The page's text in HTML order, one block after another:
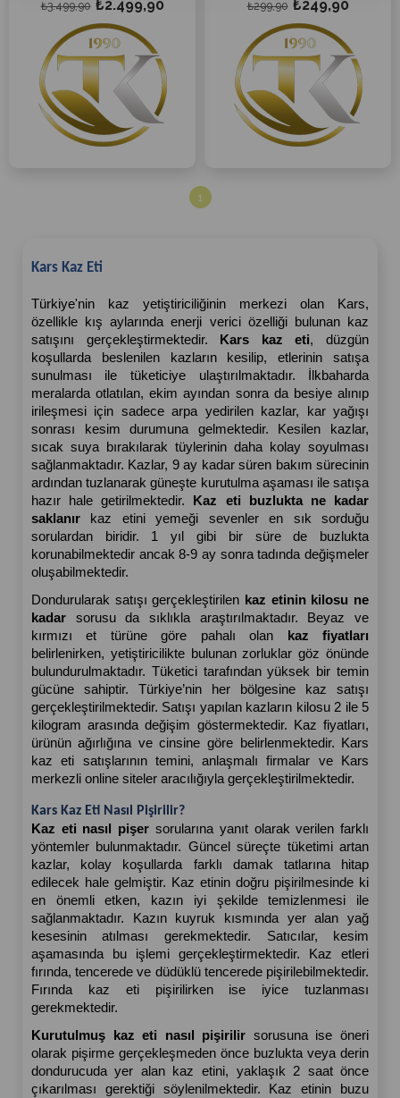
2.2Kg
Büyük Boy Köy Kazı 2.3 Kg -
En Büyük Boy Köy Kazı 2.7 Kg
- 3.0Kg
₺2.499,90
₺3.499,90 ₺249,90
₺299,90
1
Kars Kaz Eti
Türkiye'nin kaz yetiştiriciliğinin merkezi olan Kars,
özellikle kış aylarında enerji verici özelliği bulunan kaz
satışını gerçekleştirmektedir.
Kars kaz eti, düzgün
koşullarda beslenilen kazların kesilip, etlerinin satışa
sunulması ile tüketiciye ulaştırılmaktadır. İlkbaharda
meralarda otlatılan, ekim ayından sonra da besiye alınıp
irileşmesi için sadece arpa yedirilen kazlar, kar yağışı
sonrası kesim durumuna gelmektedir. Kesilen kazlar,
sıcak suya bırakılarak tüylerinin daha kolay soyulması
sağlanmaktadır. Kazlar, 9 ay kadar süren bakım sürecinin
ardından tuzlanarak güneşte kurutulma aşaması ile satışa
hazır hale getirilmektedir.
Kaz eti buzlukta ne kadar
saklanır kaz etini yemeği sevenler en sık sorduğu
sorulardan biridir. 1 yıl gibi bir süre de buzlukta
korunabilmektedir ancak 8-9 ay sonra tadında değişmeler
oluşabilmektedir.
Dondurularak satışı gerçekleştirilen kaz etinin kilosu ne
kadar sorusu da sıklıkla araştırılmaktadır. Beyaz ve
kırmızı et türüne göre pahalı olan
kaz fiyatları
belirlenirken, yetiştiricilikte bulunan zorluklar göz önünde
bulundurulmaktadır. Tüketici tarafından yüksek bir temin
gücüne sahiptir. Türkiye’nin her bölgesine kaz satışı
gerçekleştirilmektedir. Satışı yapılan kazların kilosu 2 ile 5
kilogram arasında değişim göstermektedir. Kaz fiyatları,
ürünün ağırlığına ve cinsine göre belirlenmektedir. Kars
kaz eti satışlarının temini, anlaşmalı firmalar ve Kars
merkezli online siteler aracılığıyla gerçekleştirilmektedir.
Kars Kaz Eti Nasıl Pişirilir?
Kaz eti nasıl pişer sorularına yanıt olarak verilen farklı
yöntemler bulunmaktadır. Güncel süreçte tüketimi artan
kazlar, kolay koşullarda farklı damak tatlarına hitap
edilecek hale gelmiştir. Kaz etinin doğru pişirilmesinde ki
en önemli etken, kazın iyi şekilde temizlenmesi ile
sağlanmaktadır. Kazın kuyruk kısmında yer alan yağ
kesesinin atılması gerekmektedir. Satıcılar, kesim
aşamasında bu işlemi gerçekleştirmektedir. Kaz etleri
fırında, tencerede ve düdüklü tencerede pişirilebilmektedir.
Fırında kaz eti pişirilirken ise iyice tuzlanması
gerekmektedir.
Kurutulmuş kaz eti nasıl pişirilir sorusuna ise öneri
olarak pişirme gerçekleşmeden önce buzlukta veya derin
dondurucuda yer alan kaz etini, yaklaşık 2 saat önce
çıkarılması gerektiği söylenilmektedir. Kaz etinin buzu